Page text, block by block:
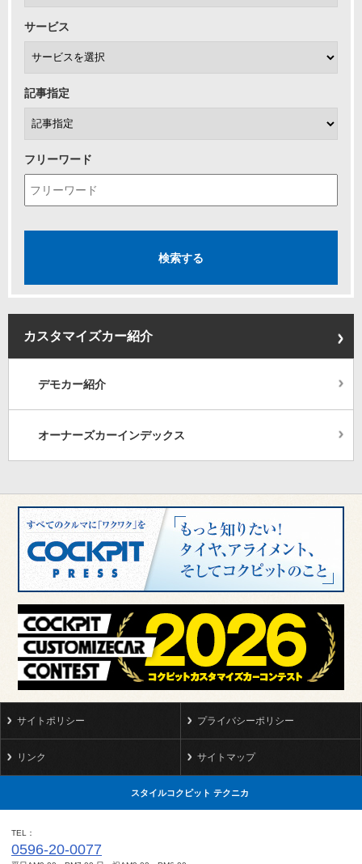
サービス
記事指定
フリーワード
カスタマイズカー紹介
デモカー紹介
オーナーズカーインデックス
サイトポリシー プライバシーポリシー
リンク サイトマップ
スタイルコクピット テクニカ
TEL
0596-20-0077